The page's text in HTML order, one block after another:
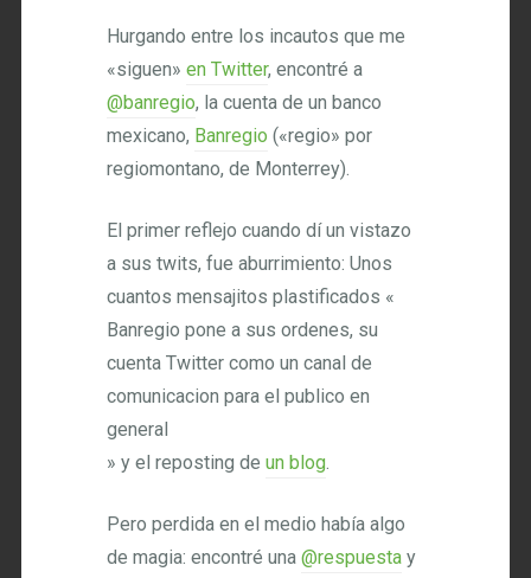
Hurgando entre los incautos que me
«siguen»en Twitter, encontré a
@banregio, la cuenta de un banco
mexicano, Banregio («regio» por
regiomontano, de Monterrey).
El primer reflejo cuando dí un vistazo
a sus twits, fue aburrimiento: Unos
cuantos mensajitos plastificados «
Banregio pone a sus ordenes, su
cuenta Twitter como un canal de
comunicacion para el publico en
general
» y el reposting deun blog.
Pero perdida en el medio había algo
de magia: encontré una@respuesta y